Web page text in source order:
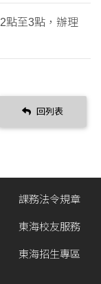
點至3點，辦理
回列表
課務法令規章
東海校友服務
東海招生專區